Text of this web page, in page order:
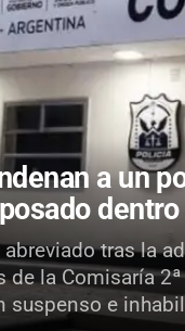
a un
tras la
la Comisaría
suspenso e